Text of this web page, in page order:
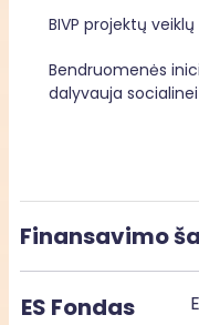
Bendruomenės
dalyvauja
Finansavimo
ES Fondas